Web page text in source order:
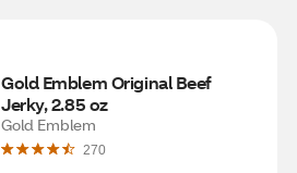
Gold Emblem Original Beef
Jerky, 2.85 oz
Gold Emblem
270